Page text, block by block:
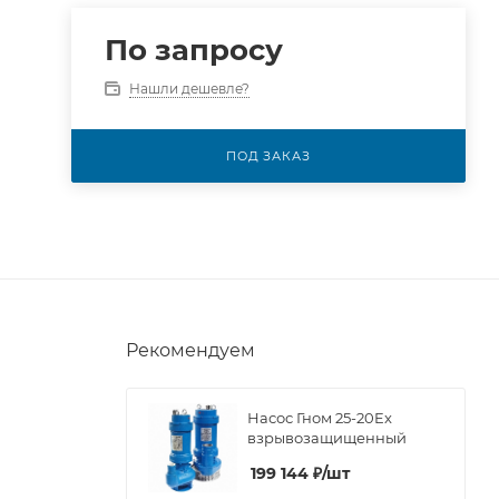
По запросу
Нашли дешевле?
ПОД ЗАКАЗ
Рекомендуем
Насос Гном 25-20Ex
взрывозащищенный
199 144 ₽/шт